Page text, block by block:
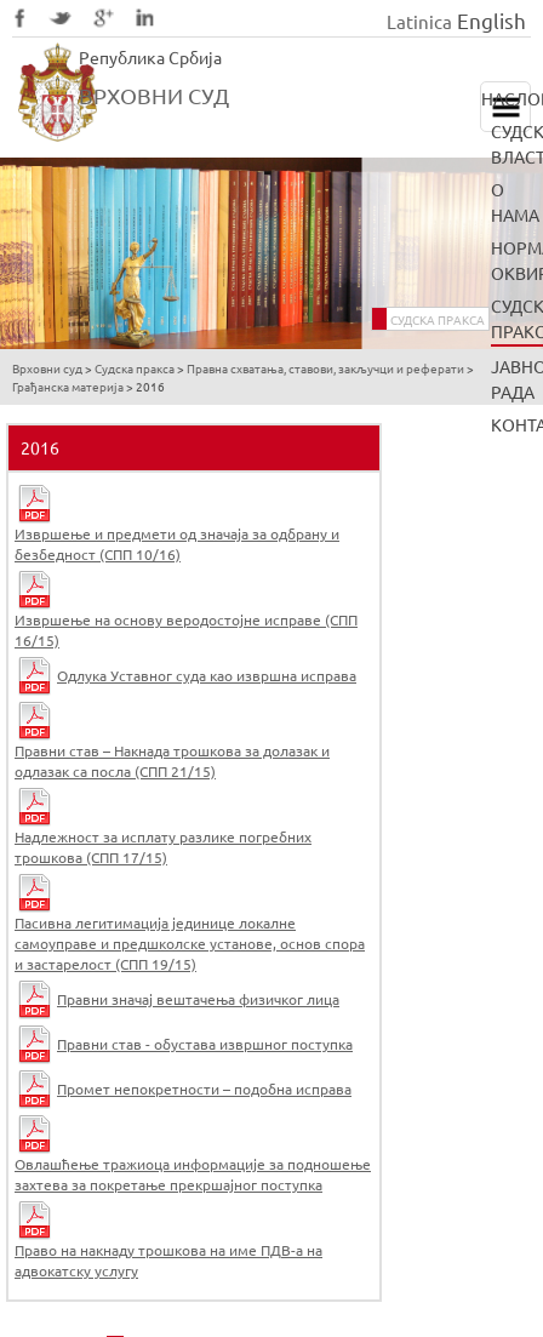
to
main
Република Србија
ВРХОВНИ СУД
Latinica English
О
НАМА
РАДА
СУДСКА ПРАКСА
You
here
Врховни суд > Судска пракса> Правна схватања, ставови, закључци и реферати >
Грађанска материја> 2016
2016
Извршење и предмети од значаја за одбрану и
безбедност (СПП 10/16)
Извршење на основу веродостојне исправе (СПП
16/15)
Одлука Уставног суда као извршна исправа
Правни став – Накнада трошкова за долазак и
одлазак са посла (СПП 21/15)
Надлежност за исплату разлике погребних
трошкова (СПП 17/15)
Пасивна легитимација јединице локалне
самоуправе и предшколске установе, основ спора
и застарелост (СПП 19/15)
Правни значај вештачења физичког лица
Правни став - обустава извршног поступка
Промет непокретности – подобна исправа
Овлашћење тражиоца информације за подношење
захтева за покретање прекршајног поступка
Право на накнаду трошкова на име ПДВ-а на
адвокатску услугу